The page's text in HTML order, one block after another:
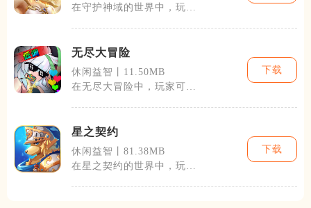
在守护神域的世界中，玩家
无尽大冒险
休闲益智丨11.50MB
在无尽大冒险中，玩家可以
下载
星之契约
休闲益智丨81.38MB
在星之契约的世界中，玩家
下载